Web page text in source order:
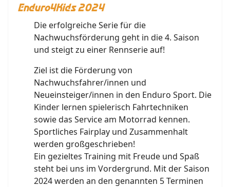
Enduro4Kids 2024
Die erfolgreiche Serie für die
Nachwuchsförderung geht in die 4. Saison
und steigt zu einer Rennserie auf!
Ziel ist die Förderung von
Nachwuchsfahrer/innen und
Neueinsteiger/innen in den Enduro Sport. Die
Kinder lernen spielerisch Fahrtechniken
sowie das Service am Motorrad kennen.
Sportliches Fairplay und Zusammenhalt
werden großgeschrieben!
Ein gezieltes Training mit Freude und Spaß
steht bei uns im Vordergrund. Mit der Saison
2024 werden an den genannten 5 Terminen